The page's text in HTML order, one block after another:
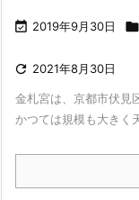
 2019年9月30日 
 2021年8月30日
金札宮は、京都市伏見
かつては規模も大きく